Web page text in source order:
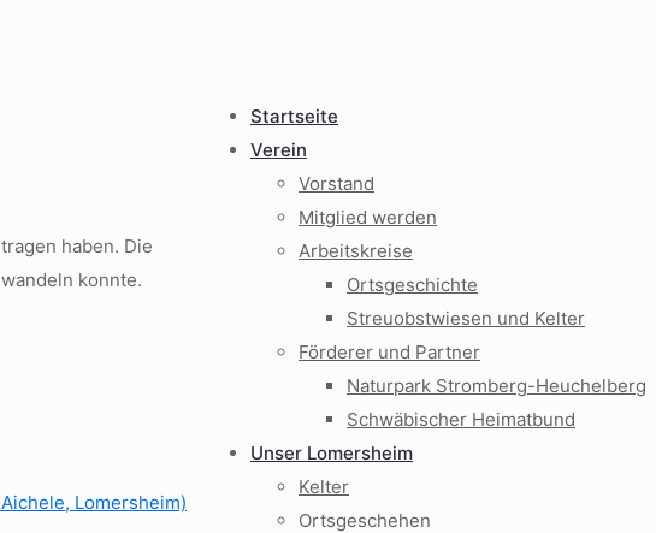
Startseite
Verein
Vorstand
Mitglied werden
Arbeitskreise
Ortsgeschichte
Streuobstwiesen und Kelter
Förderer und Partner
Naturpark Stromberg-Heuchelberg
Schwäbischer Heimatbund
Unser Lomersheim
Kelter
Ortsgeschehen
haben. Die
konnte.
Lomersheim)